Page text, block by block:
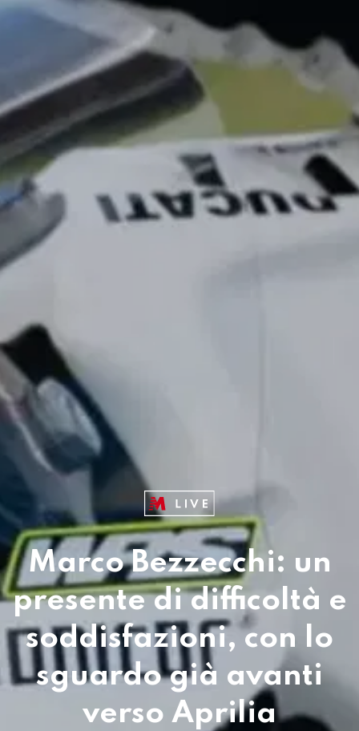
Marco Bezzecchi: un
presente di difficoltà e
soddisfazioni, con lo
sguardo già avanti
verso Aprilia